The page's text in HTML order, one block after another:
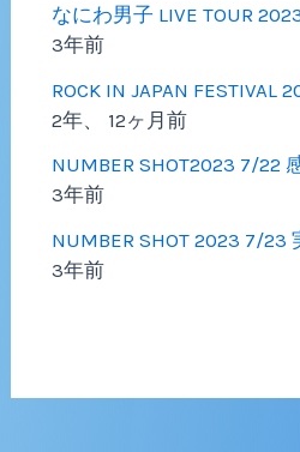
なにわ男子 LIVE TOUR
3年前
ROCK IN JAPAN FESTIVAL
2年、 12ヶ月前
NUMBER SHOT2023 7/22
3年前
NUMBER SHOT 2023 7/23
3年前